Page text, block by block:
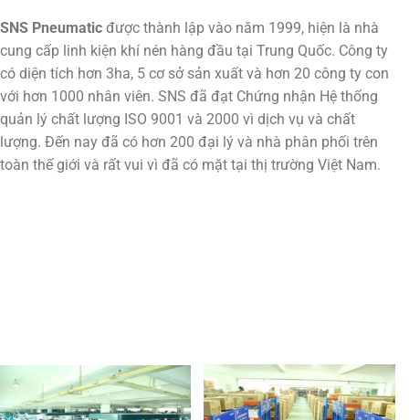
SNS Pneumatic được thành lập vào năm 1999, hiện là nhà
cung cấp linh kiện khí nén hàng đầu tại Trung Quốc. Công ty
có diện tích hơn 3ha, 5 cơ sở sản xuất và hơn 20 công ty con
với hơn 1000 nhân viên. SNS đã đạt Chứng nhận Hệ thống
quản lý chất lượng ISO 9001 và 2000 vì dịch vụ và chất
lượng. Đến nay đã có hơn 200 đại lý và nhà phân phối trên
toàn thế giới và rất vui vì đã có mặt tại thị trường Việt Nam.